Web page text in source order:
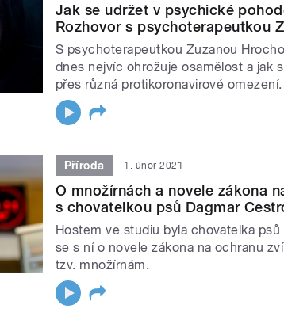
Jak se udržet v psychické
Rozhovor s psychoterapeutkou
S psychoterapeutkou Zuzanou
dnes nejvíc ohrožuje osamělost a jak
přes různá protikoronavirové omezení.
Příroda 1. únor 2021
O množírnách a novele zákona
s chovatelkou psů Dagmar
Hostem ve studiu byla chovatelka
se s ní o novele zákona na ochranu
tzv. množírnám.